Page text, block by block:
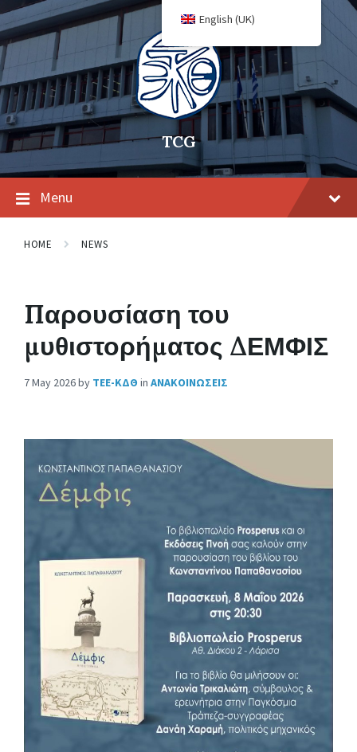
TCG
Menu
HOME NEWS
Παρουσίαση του
μυθιστορήματος ΔΕΜΦΙΣ
7 May 2026by ΤΕΕ-ΚΔΘ in ΑΝΑΚΟΙΝΩΣΕΙΣ
English (UK)